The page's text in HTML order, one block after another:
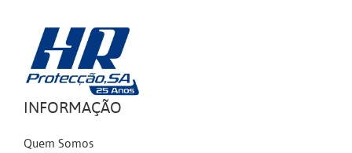
INFORMAÇÃO
Quem Somos